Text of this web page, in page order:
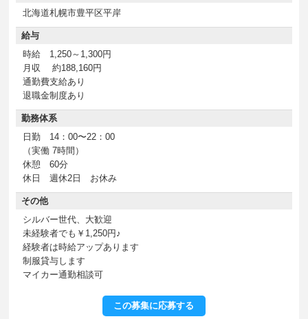
北海道札幌市豊平区平岸
給与
時給 1,250～1,300円
月収 約188,160円
通勤費支給あり
退職金制度あり
勤務体系
日勤 14：00〜22：00
（実働 7時間）
休憩 60分
休日 週休2日 お休み
その他
シルバー世代、大歓迎
未経験者でも￥1,250円♪
経験者は時給アップあります
制服貸与します
マイカー通勤相談可
この募集に応募する